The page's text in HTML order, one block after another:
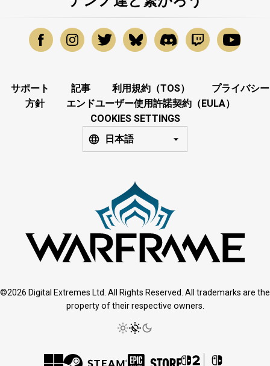
サポート 記事 利用規約（TOS）
プライバシー
方針
エンドユーザー使用許諾契約（EULA）
COOKIES SETTINGS
日本語
©2026 Digital Extremes Ltd. All Rights Reserved. All trademarks are the
property of their respective owners.